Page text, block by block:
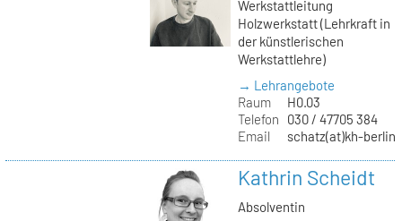
Werkstattleitung
Holzwerkstatt (Lehrkraft in
der künstlerischen
Werkstattlehre)
→ Lehrangebote
Raum
H0.03
Telefon
030 / 47705 384
Email
schatz(at)kh-
Kathrin Scheidt
Absolventin